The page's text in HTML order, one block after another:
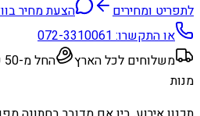
לתפריט ומחירים
הצעת מחיר
או התקשרו:072-3310061
משלוחים לכל הארץ
החל מ-50 ש״ח למנה
מנות